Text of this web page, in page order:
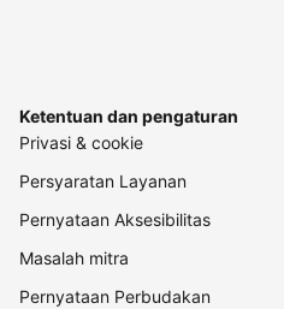
Ketentuan dan pengaturan
Privasi & cookie
Persyaratan Layanan
Pernyataan Aksesibilitas
Masalah mitra
Pernyataan Perbudakan